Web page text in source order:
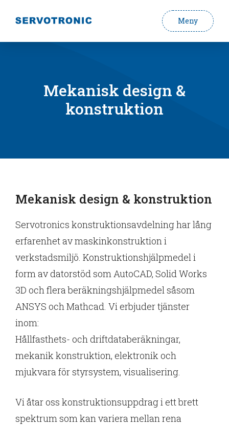
Meny
Mekanisk design &
konstruktion
Mekanisk design & konstruktion
Servotronics konstruktionsavdelning har lång
erfarenhet av maskinkonstruktion i
verkstadsmiljö. Konstruktionshjälpmedel i
form av datorstöd som AutoCAD, Solid Works
3D och flera beräkningshjälpmedel såsom
ANSYS och Mathcad. Vi erbjuder tjänster
inom:
Hållfasthets- och driftdataberäkningar,
mekanik konstruktion, elektronik och
mjukvara för styrsystem, visualisering.
Vi åtar oss konstruktionsuppdrag i ett brett
spektrum som kan variera mellan rena